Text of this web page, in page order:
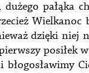
pałąka
dzięki niej
posiłek